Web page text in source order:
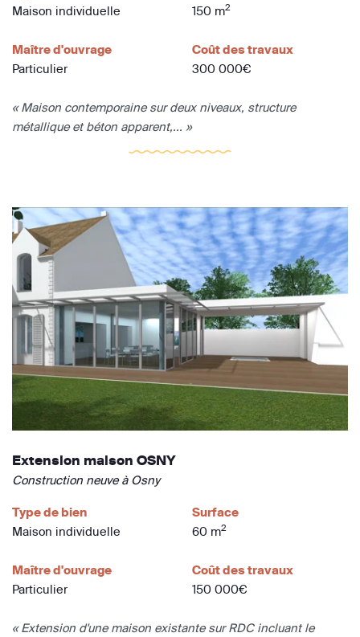
Maison individuelle
150 m2
Maître d'ouvrage
Particulier
Coût des travaux
300 000€
« Maison contemporaine sur deux niveaux, structure
métallique et béton apparent,... »
Extension maison OSNY
Construction neuve à Osny
Type de bien
Maison individuelle
Surface
60 m2
Maître d'ouvrage
Particulier
Coût des travaux
150 000€
« Extension d'une maison existante sur RDC incluant le